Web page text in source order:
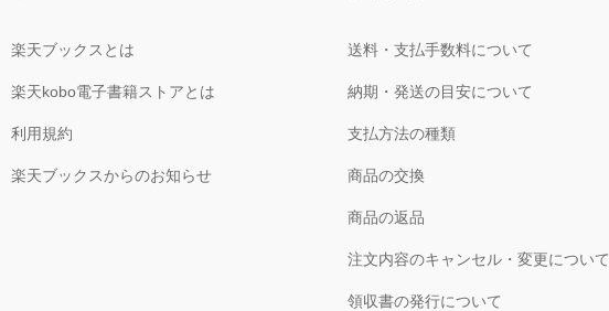
楽天ブックスとは
楽天kobo電子書籍ストアとは
利用規約
楽天ブックスからのお知らせ
送料・支払手数料について
納期・発送の目安について
支払方法の種類
商品の交換
商品の返品
注文内容のキャンセル・変更について
領収書の発行について